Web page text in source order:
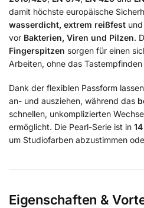
damit höchste europäische
wasserdicht, extrem reißfest
vor Bakterien, Viren und Pilzen.
Fingerspitzen sorgen für einen
Arbeiten, ohne das
Dank der flexiblen Passform
an- und ausziehen, während das
schnellen, unkomplizierten
ermöglicht. Die Pearl-Serie ist in
um Studiofarben abzustimmen
Eigenschaften &